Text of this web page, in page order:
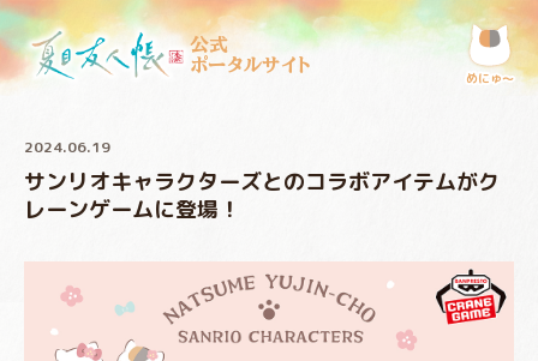
公式
ポータルサイト
めにゅ〜
2024.06.19
サンリオキャラクターズとのコラボアイテムがク
レーンゲームに登場！